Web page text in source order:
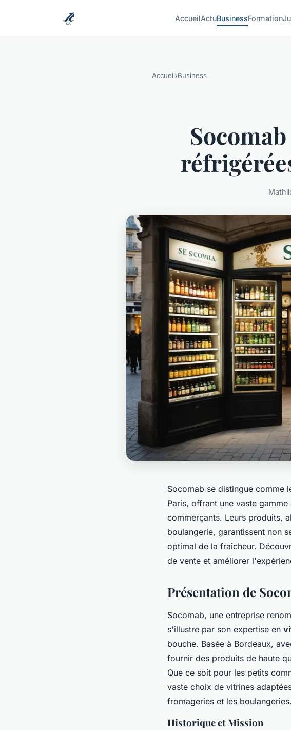
AccueilActuBusinessFormation
Accueil›Business
Socomab se distingue comme
Paris, offrant une vaste
commerçants. Leurs produits,
boulangerie, garantissent non
optimal de la fraîcheur.
de vente et améliorer
Présentation de
Socomab, une entreprise
s'illustre par son expertise en
bouche. Basée à Bordeaux,
fournir des produits de haute
Que ce soit pour les petits
vaste choix de vitrines
fromageries et les boulangeries.
Historique et Mission